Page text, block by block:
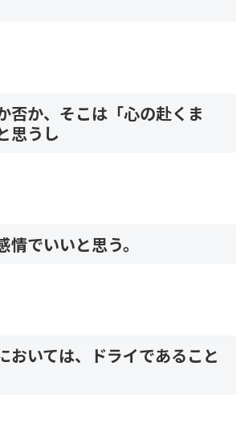
否か、そこは「心の赴くま
思うし
情でいいと思う。
おいては、ドライであること